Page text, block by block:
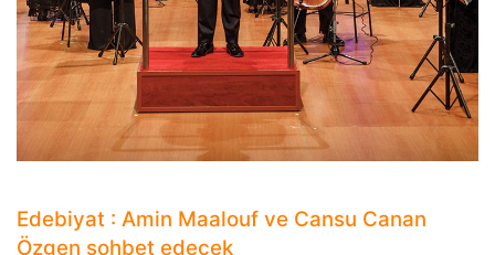
Edebiyat : Amin Maalouf ve Cansu Canan
Özgen sohbet edecek